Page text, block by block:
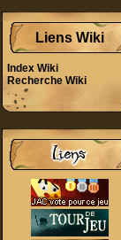
Liens Wiki
Index Wiki
Recherche Wiki